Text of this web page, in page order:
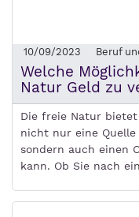
10/09/2023 Beruf
Welche
Natur Geld zu
Die freie Natur bietet
nicht nur eine Quelle
sondern auch einen
kann. Ob Sie nach